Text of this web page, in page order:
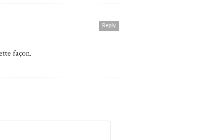
Reply
façon.